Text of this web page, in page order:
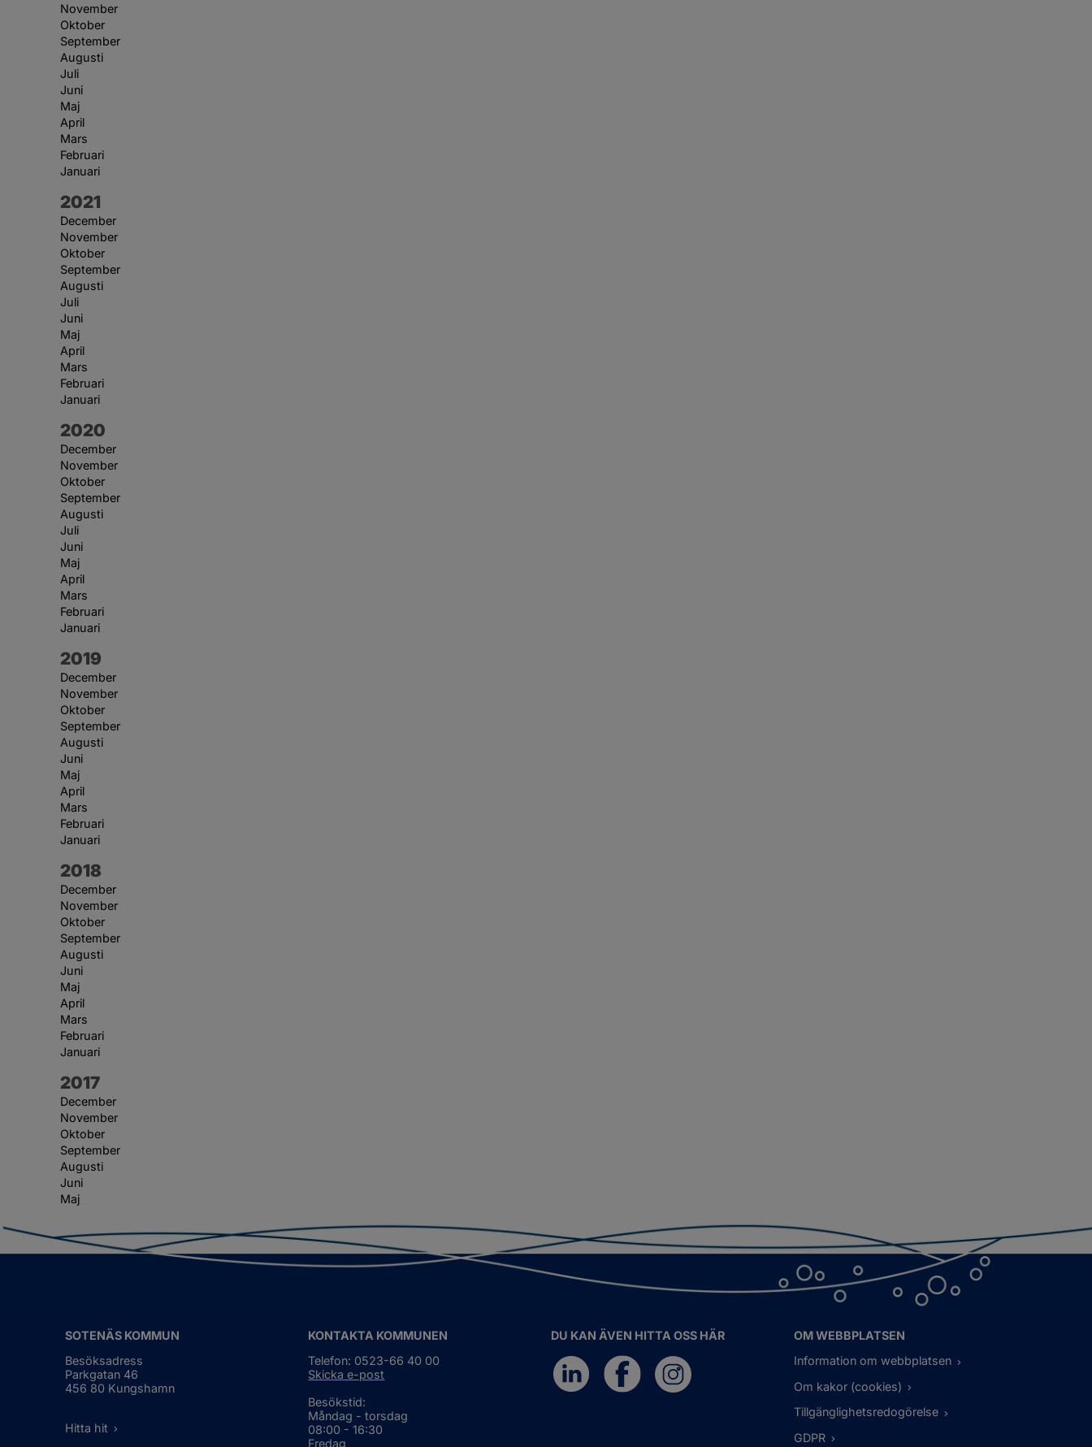
November
Oktober
September
Augusti
Juli
Juni
Maj
April
Mars
Februari
Januari
År:
2021
December
November
Oktober
September
Augusti
Juli
Juni
Maj
April
Mars
Februari
Januari
År:
2020
December
November
Oktober
September
Augusti
Juli
Juni
Maj
April
Mars
Februari
Januari
År:
2019
December
November
Oktober
September
Augusti
Juni
Maj
April
Mars
Februari
Januari
År:
2018
December
November
Oktober
September
Augusti
Juni
Maj
April
Mars
Februari
Januari
År:
2017
December
November
Oktober
September
Augusti
Juni
Maj
SOTENÄS KOMMUN
Besöksadress
Parkgatan 46
456 80 Kungshamn
Hitta hit
KONTAKTA KOMMUNEN
Telefon: 0523-66 40 00
Skicka e-post
Besökstid:
Måndag - torsdag
08:00 - 16:30
Fredag
DU KAN ÄVEN HITTA OSS HÄR
OM WEBBPLATSEN
Information om webbplatsen
Om kakor (cookies)
Tillgänglighetsredogörelse
GDPR